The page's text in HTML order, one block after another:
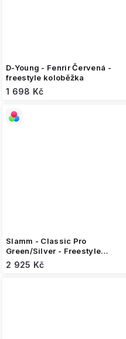
D-Young - Fenrir Červená -
freestyle koloběžka
1 698 Kč
Slamm - Classic Pro
Green/Silver - Freestyle
koloběžka
2 925 Kč